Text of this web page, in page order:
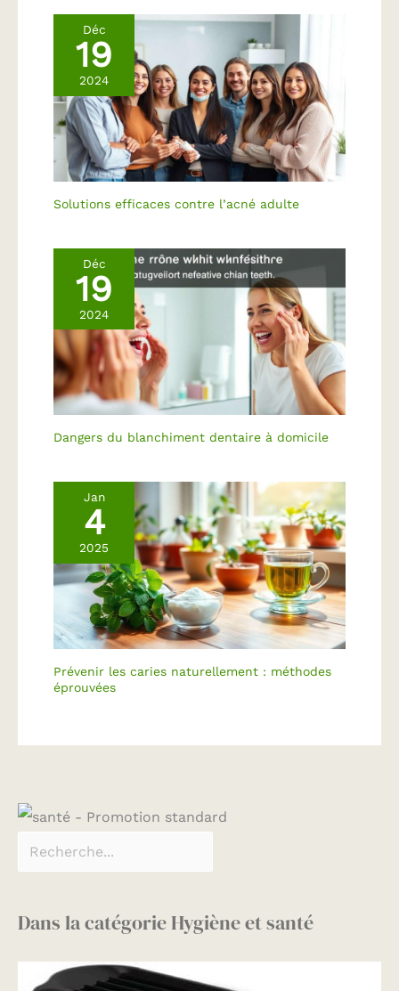
Déc
19
2024
Solutions efficaces contre l’acné adulte
Déc
19
2024
Dangers du blanchiment dentaire à domicile
Jan
4
2025
Prévenir les caries naturellement : méthodes
éprouvées
Dans la catégorie Hygiène et santé